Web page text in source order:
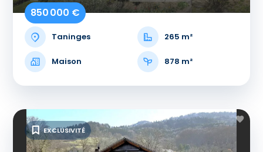
850 000 €
Taninges 265 m²
Maison 878 m²
EXCLUSIVITÉ